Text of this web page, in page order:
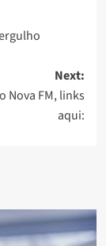
Next:
Nova FM, links
aqui: